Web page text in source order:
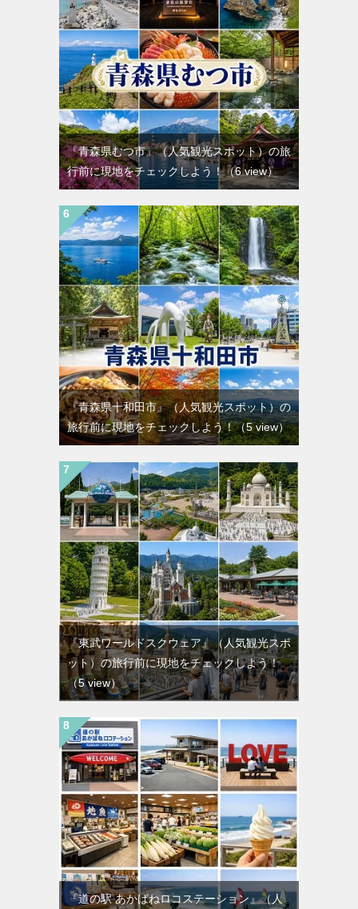
『青森県むつ市』（人気観光スポット）の旅
行前に現地をチェックしよう！（6 view）
『青森県十和田市』（人気観光スポット）の
旅行前に現地をチェックしよう！（5 view）
『東武ワールドスクウェア』（人気観光スポ
ット）の旅行前に現地をチェックしよう！
（5 view）
『道の駅 あかばねロコステーション』（人